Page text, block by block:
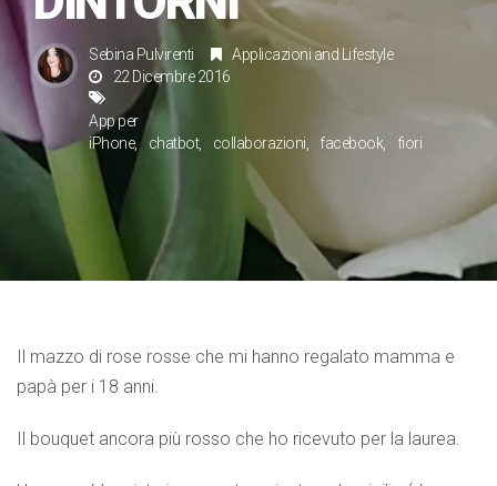
Sebina Pulvirenti Applicazioni and
Lifestyle
22 Dicembre 2016
App per
iPhone
chatbot collaborazioni facebook fiori
Il mazzo di rose rosse che mi hanno regalato mamma e
papà per i 18 anni.
Il bouquet ancora più rosso che ho ricevuto per la laurea.